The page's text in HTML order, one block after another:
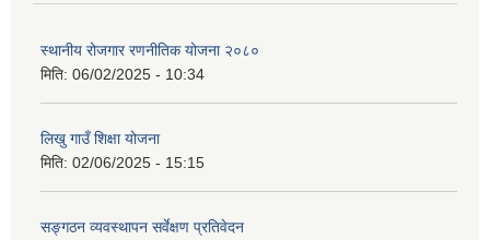
स्थानीय रोजगार रणनीतिक योजना २०८०
मिति: 06/02/2025 - 10:34
लिखु गाउँ शिक्षा योजना
मिति: 02/06/2025 - 15:15
सङ्गठन व्यवस्थापन सर्वेक्षण प्रतिवेदन